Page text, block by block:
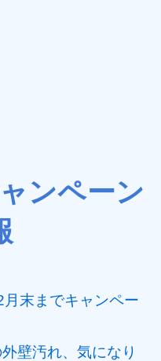
ンペーン
月末までキャンペー
壁汚れ、気になり